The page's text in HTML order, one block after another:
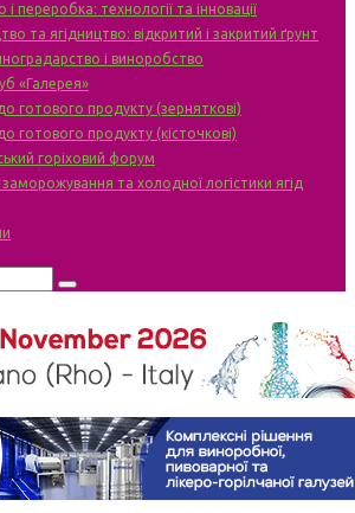
і переробка: технології та інновації
та ягідництво: відкритий і закритий ґрунт
і виноробство
«Галерея»
готового продукту (зерняткові)
готового продукту (кісточкові)
горіховий форум
заморожування та холодної логістики ягід